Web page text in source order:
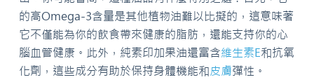
的高Omega-3含量是其他植物油難以比擬的，這意味著
它不僅能為你的飲食帶來健康的脂肪，還能支持你的心
腦血管健康。此外，純素印加果油還富含維生素E和抗氧
化劑，這些成分有助於保持身體機能和皮膚彈性。